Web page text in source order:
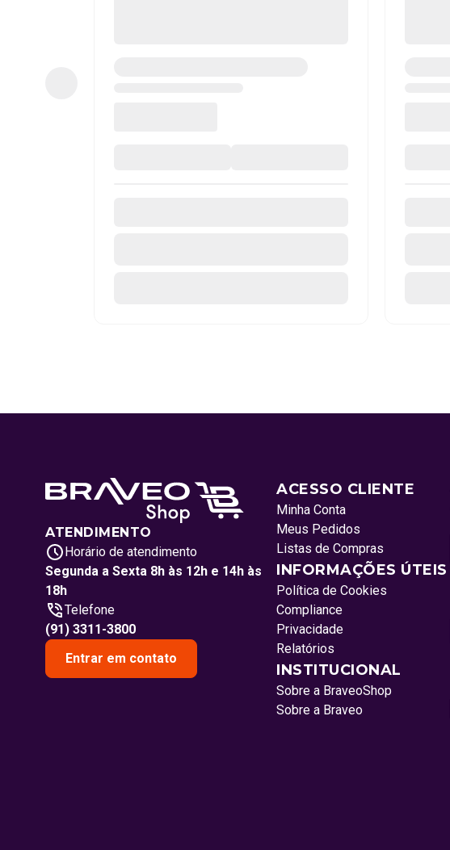
ATENDIMENTO
Horário de atendimento
Segunda a Sexta 8h às 12h e 14h às
18h
Telefone
(91) 3311-3800
Entrar em contato
ACESSO CLIENTE
Minha Conta
Meus Pedidos
Listas de Compras
INFORMAÇÕES ÚTEIS
Política de Cookies
Compliance
Privacidade
Relatórios
INSTITUCIONAL
Sobre a BraveoShop
Sobre a Braveo